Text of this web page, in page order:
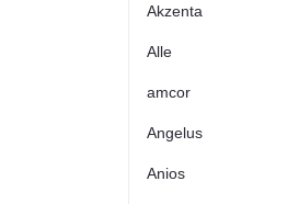
Akzenta
Alle
amcor
Angelus
Anios